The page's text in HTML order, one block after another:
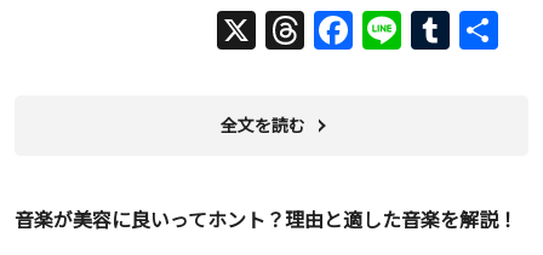
X Threads
Facebook
Line
全文を読む
音楽が美容に良いってホント？理由と適した音楽を解説！